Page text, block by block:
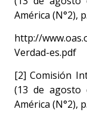
América (N°2),
http://
Verdad-es.pdf
[2] Comisión
(13 de agosto
América (N°2),